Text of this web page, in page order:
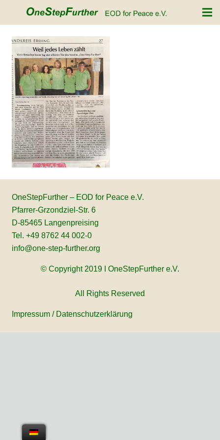
OneStepFurther – EOD for Peace e.V.
Pfarrer-Grzondziel-Str. 6
D-85465 Langenpreising
Tel. +49 8762 44 002-0
info@one-step-further.org
© Copyright 2019 I OneStepFurther e.V.
All Rights Reserved
Impressum / Datenschutzerklärung